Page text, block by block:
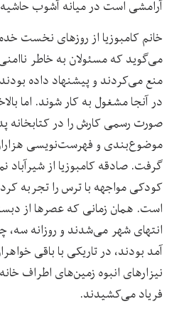
آرامشی است در میانه آشوب
خانم کامبوزیا از روزهای نخست
می‌گوید که مسئولان به خاطر ناامنی
منع می‌کردند و پیشنهاد داده
صورت رسمی کارش را در کتابخانه
موضوع‌بندی و فهرست‌نویسی
گرفت. صادقه کامبوزیا از
کودکی مواجهه با ترس را تجربه
است. همان زمانی که عصرها از
انتهای شهر می‌شدند و روزانه سه،
آمد بودند، در تاریکی با باقی
نیزارهای انبوه زمین‌های اطراف
فریاد می‌کشیدند.